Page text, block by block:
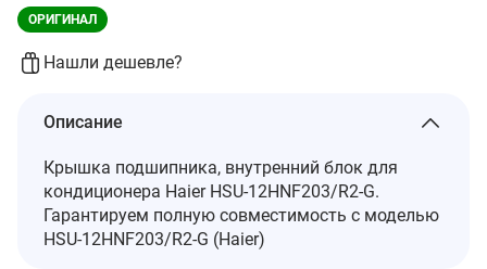
ОРИГИНАЛ
Нашли дешевле?
Описание
Крышка подшипника, внутренний блок для
кондиционера Haier HSU-12HNF203/R2-G.
Гарантируем полную совместимость с моделью
HSU-12HNF203/R2-G (Haier)